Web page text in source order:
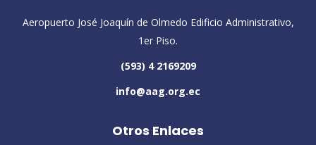
Aeropuerto José Joaquín de Olmedo Edificio Administrativo,
1er Piso.
(593) 4 2169209
info@aag.org.ec
Otros Enlaces